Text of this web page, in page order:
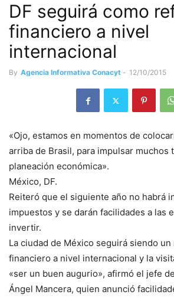
DF seguirá como
financiero a nivel
internacional
By Agencia Informativa Conacyt - 12/10/2015
«Ojo, estamos en momentos de
arriba de Brasil, para impulsar muchos
planeación económica».
México, DF.
Reiteró que el siguiente año no habrá
impuestos y se darán facilidades a las
invertir.
La ciudad de México seguirá siendo
financiero a nivel internacional y la
«ser un buen augurio», afirmó el jefe
Ángel Mancera, quien anunció